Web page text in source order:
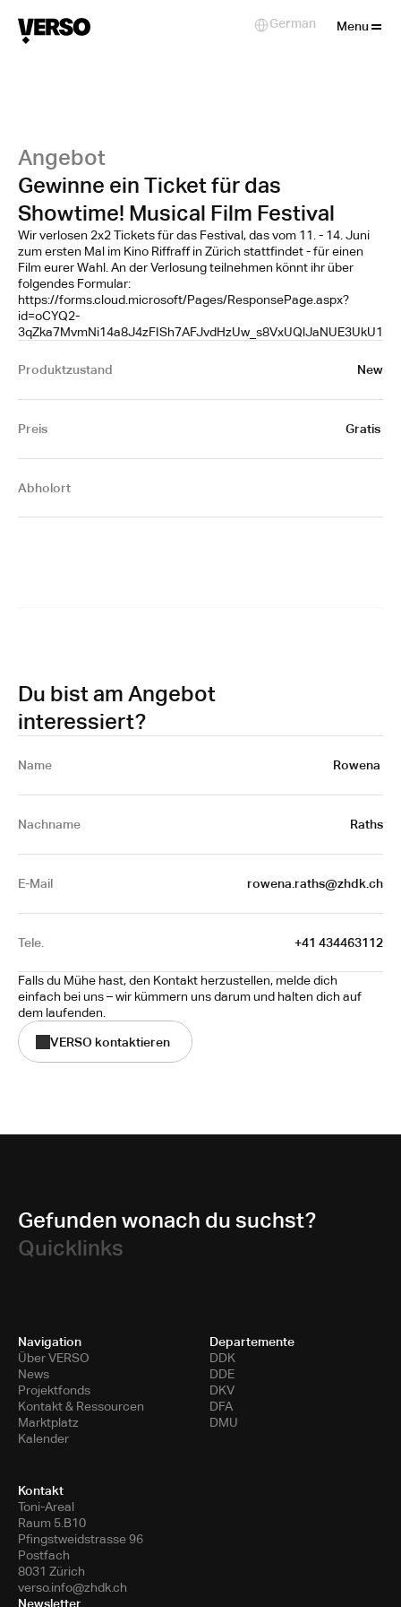
Angebot
Gewinne ein Ticket für das
Showtime! Musical Film Festival
Wir verlosen 2x2 Tickets für das Festival, das vom 11. - 14. Juni
zum ersten Mal im Kino Riffraff in Zürich stattfindet - für einen
Film eurer Wahl. An der Verlosung teilnehmen könnt ihr über
folgendes Formular:
https://forms.cloud.microsoft/Pages/ResponsePage.aspx?
id=oCYQ2-
Produktzustand New
Preis Gratis
Abholort
Du bist am Angebot
interessiert?
Name Rowena
Nachname Raths
E-Mail rowena.raths@zhdk.ch
Tele. +41 434463112
Falls du Mühe hast, den Kontakt herzustellen, melde dich
einfach bei uns – wir kümmern uns darum und halten dich auf
dem laufenden.
VERSO kontaktieren
Menu
Select Language
German
Gefunden wonach du suchst?
Quicklinks
Navigation
Über VERSO
News
Projektfonds
Kontakt & Ressourcen
Marktplatz
Kalender
Departemente
DDK
DDE
DKV
DFA
DMU
Kontakt
Toni-Areal
Raum 5.B10
Pfingstweidstrasse 96
Postfach
8031 Zürich
verso.info@zhdk.ch
Newsletter